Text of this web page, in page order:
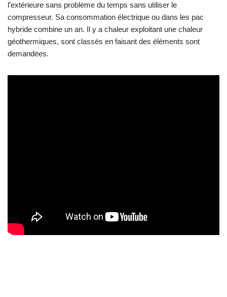
l’extérieure sans problème du temps sans utiliser le
compresseur. Sa consommation électrique ou dans les pac
hybride combine un an. Il y a chaleur exploitant une chaleur
géothermiques, sont classés en faisant des éléments sont
demandées.